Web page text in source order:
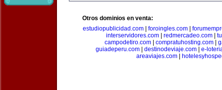
Otros dominios en venta:
estudiopublicidad.com| foroingles.com|
interservidores.com
redmercadeo.com
campodetiro.com
compratuhosting.com
guiadeperu.com
destinodeviaje.com
e-
areaviajes.com